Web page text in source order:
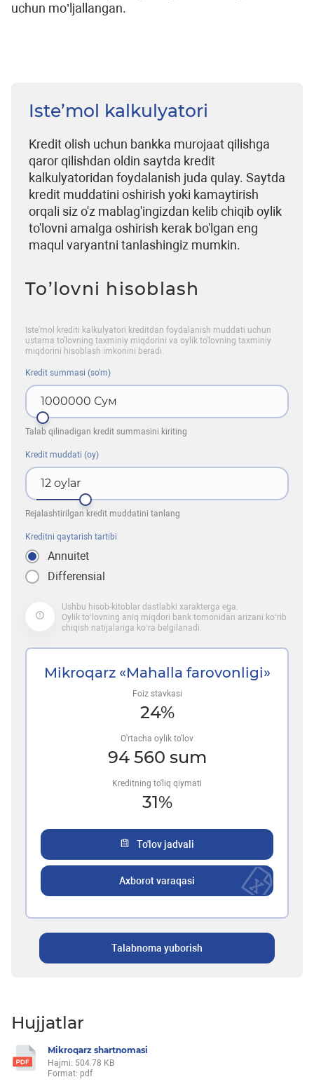
uchun mo’ljallangan.
Iste’mol kalkulyatori
Kredit olish uchun bankka murojaat qilishga
qaror qilishdan oldin saytda kredit
kalkulyatoridan foydalanish juda qulay. Saytda
kredit muddatini oshirish yoki kamaytirish
orqali siz o'z mablag'ingizdan kelib chiqib oylik
to'lovni amalga oshirish kerak bo'lgan eng
maqul varyantni tanlashingiz mumkin.
To’lovni hisoblash
Iste'mol krediti kalkulyatori kreditdan foydalanish muddati uchun
ustama to'lovning taxminiy miqdorini va oylik to'lovning taxminiy
miqdorini hisoblash imkonini beradi.
Kredit summasi (so'm)
1000000 Сум
Talab qilinadigan kredit summasini kiriting
Kredit muddati (oy)
12 oylar
Rejalashtirilgan kredit muddatini tanlang
Kreditni qaytarish tartibi
Annuitet
Differensial
Ushbu hisob-kitoblar dastlabki xarakterga ega.
Oylik to‘lovning aniq miqdori bank tomonidan arizani ko‘rib
chiqish natijalariga ko‘ra belgilanadi.
Mikroqarz «Mahalla farovonligi»
Foiz stavkasi
24%
O'rtacha oylik to'lov
94 560 sum
Kreditning to'liq qiymati
31%
To'lov jadvali
Axborot varaqasi
Talabnoma yuborish
Hujjatlar
Mikroqarz shartnomasi
Hajmi: 504.78 KB
Format: pdf